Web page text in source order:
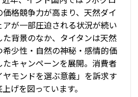
格競争力が高まり、天然ダイ
が一部圧迫される状況が続い
背景のなか、タイタンは天然
少性・自然の神秘・感情的価
キャンペーンを展開。消費者
モンドを選ぶ意義」を訴求す
げを図っています。